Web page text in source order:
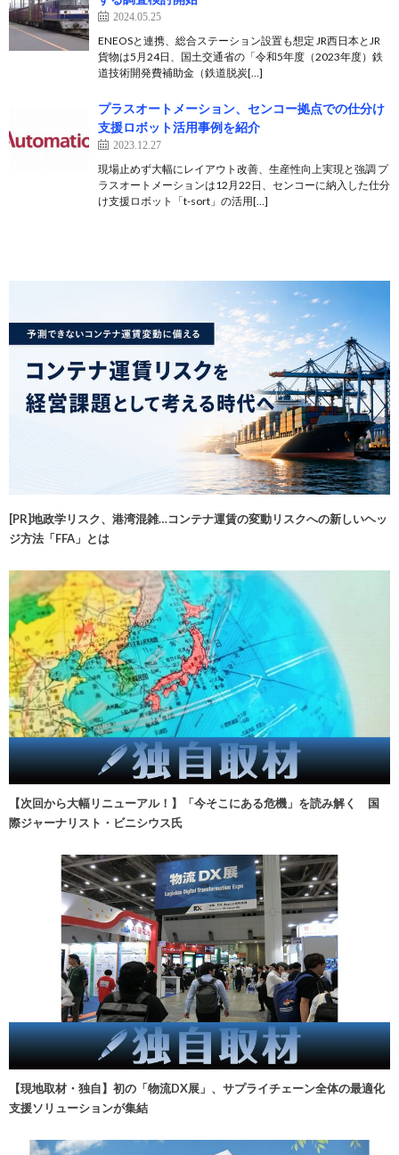
2024.05.25
ENEOSと連携、総合ステーション設置も想定 JR西日本とJR
貨物は5月24日、国土交通省の「令和5年度（2023年度）鉄
道技術開発費補助金（鉄道脱炭[…]
プラスオートメーション、センコー拠点での仕分け
支援ロボット活用事例を紹介
2023.12.27
現場止めず大幅にレイアウト改善、生産性向上実現と強調 プ
ラスオートメーションは12月22日、センコーに納入した仕分
け支援ロボット「t-sort」の活用[…]
[PR]地政学リスク、港湾混雑…コンテナ運賃の変動リスクへの新しいヘッ
ジ方法「FFA」とは
【次回から大幅リニューアル！】「今そこにある危機」を読み解く 国
際ジャーナリスト・ビニシウス氏
【現地取材・独自】初の「物流DX展」、サプライチェーン全体の最適化
支援ソリューションが集結